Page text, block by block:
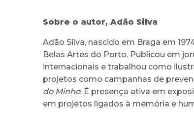
Sobre o autor, Adão Silva
Adão Silva, nascido em Braga em
Belas Artes do Porto. Publicou em
internacionais e trabalhou como
projetos como campanhas de
do Minho. É presença ativa em
em projetos ligados à memória e